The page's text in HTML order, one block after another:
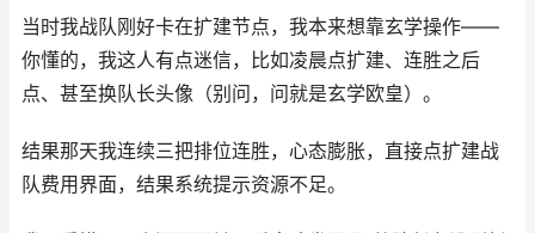
当时我战队刚好卡在扩建节点，我本来想靠玄学操作——
你懂的，我这人有点迷信，比如凌晨点扩建、连胜之后
点、甚至换队长头像（别问，问就是玄学欧皇）。
结果那天我连续三把排位连胜，心态膨胀，直接点扩建战
队费用界面，结果系统提示资源不足。